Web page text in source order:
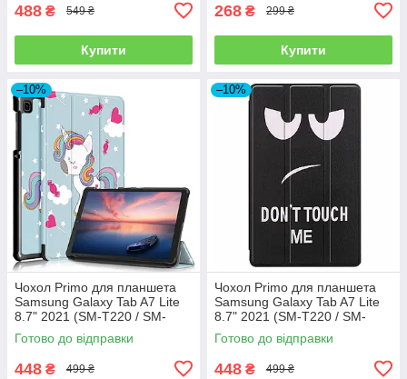
488 ₴ 549 ₴
Купити
268 ₴ 299 ₴
Купити
–10%
Чохол Primo для планшета
Samsung Galaxy Tab A7 Lite
8.7" 2021 (SM-T220 / SM-
T225 ) Slim - Unicorn
Готово до відправки
448 ₴ 499 ₴
–10%
Чохол Primo для планшета
Samsung Galaxy Tab A7 Lite
8.7" 2021 (SM-T220 / SM-
T225 ) Slim - Don`t Touch
Готово до відправки
448 ₴ 499 ₴